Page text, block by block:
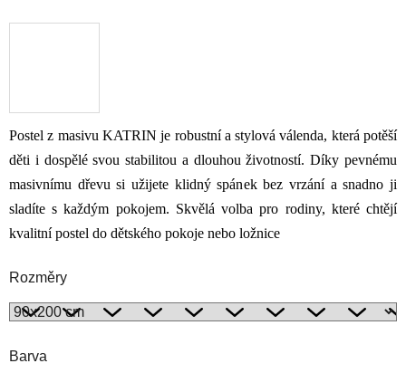
Postel z masivu KATRIN je robustní a stylová válenda, která potěší
děti i dospělé svou stabilitou a dlouhou životností. Díky pevnému
masivnímu dřevu si užijete klidný spánek bez vrzání a snadno ji
sladíte s každým pokojem. Skvělá volba pro rodiny, které chtějí
kvalitní postel do dětského pokoje nebo ložnice
Rozměry
Barva